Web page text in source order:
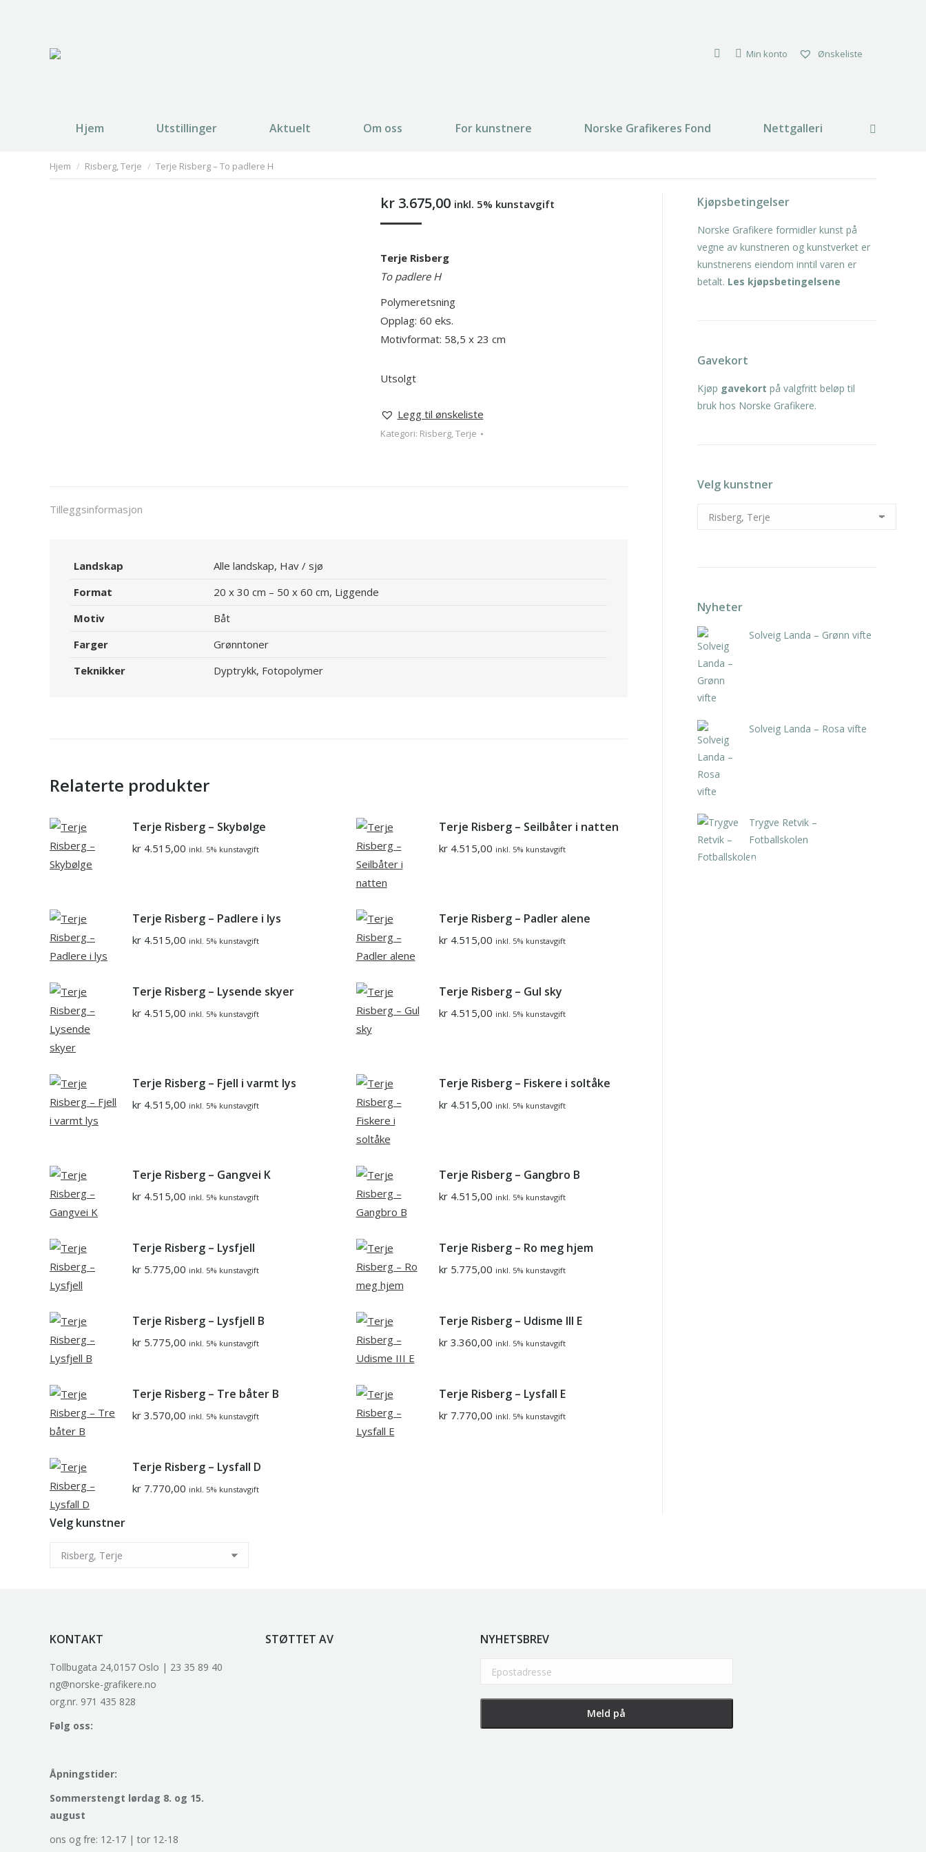
Min konto Ønskeliste
Hjem Utstillinger Aktuelt Om oss For kunstnere Norske Grafikeres Fond Nettgalleri Search:
You are here:
Hjem Risberg, Terje Terje Risberg – To padlere H
Velg kunstner
kr3.675,00 inkl. 5% kunstavgift
Terje Risberg
To padlere H
Polymeretsning
Opplag: 60 eks.
Motivformat: 58,5 x 23 cm
Utsolgt
Legg til ønskeliste
Kategori: Risberg, Terje
Tilleggsinformasjon
Landskap
Alle landskap, Hav / sjø
Format
20 x 30 cm – 50 x 60 cm, Liggende
Motiv
Båt
Farger
Grønntoner
Teknikker
Dyptrykk, Fotopolymer
Relaterte produkter
Terje Risberg – Skybølge
kr 4.515,00 inkl. 5% kunstavgift
Terje Risberg – Seilbåter i natten
kr4.515,00 inkl. 5% kunstavgift
Terje Risberg – Padlere i lys
kr 4.515,00 inkl. 5% kunstavgift
Terje Risberg – Padler alene
kr4.515,00 inkl. 5% kunstavgift
Terje Risberg – Lysende skyer
kr 4.515,00 inkl. 5% kunstavgift
Terje Risberg – Gul sky
kr4.515,00 inkl. 5% kunstavgift
Terje Risberg – Fjell i varmt lys
kr 4.515,00 inkl. 5% kunstavgift
Terje Risberg – Fiskere i soltåke
kr4.515,00 inkl. 5% kunstavgift
Terje Risberg – Gangvei K
kr 4.515,00 inkl. 5% kunstavgift
Terje Risberg – Gangbro B
kr4.515,00 inkl. 5% kunstavgift
Terje Risberg – Lysfjell
kr 5.775,00 inkl. 5% kunstavgift
Terje Risberg – Ro meg hjem
kr5.775,00 inkl. 5% kunstavgift
Terje Risberg – Lysfjell B
kr 5.775,00 inkl. 5% kunstavgift
Terje Risberg – Udisme III E
kr3.360,00 inkl. 5% kunstavgift
Terje Risberg – Tre båter B
kr 3.570,00 inkl. 5% kunstavgift
Terje Risberg – Lysfall E
kr7.770,00 inkl. 5% kunstavgift
Terje Risberg – Lysfall D
kr 7.770,00 inkl. 5% kunstavgift
Kjøpsbetingelser
Norske Grafikere formidler kunst på
vegne av kunstneren og kunstverket er
kunstnerens eiendom inntil varen er
betalt. Les kjøpsbetingelsene
Gavekort
Kjøp gavekort på valgfritt beløp til
bruk hos Norske Grafikere.
Velg kunstner
Nyheter
Solveig Landa – Grønn vifte
Solveig Landa – Rosa vifte
Trygve Retvik –
Fotballskolen
kr
KONTAKT
Tollbugata 24,0157 Oslo | 23 35 89 40
ng@norske-grafikere.no
org.nr. 971 435 828
Følg oss:
Åpningstider:
Sommerstengt lørdag 8. og 15.
august
ons og fre: 12-17 | tor 12-18
STØTTET AV NYHETSBREV